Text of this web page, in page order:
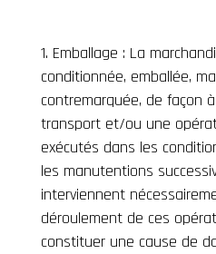
Emballage : La
conditionnée, emballée,
contremarquée, de façon
transport et/ou une
exécutés dans les
les manutentions
interviennent
déroulement de ces
constituer une cause de